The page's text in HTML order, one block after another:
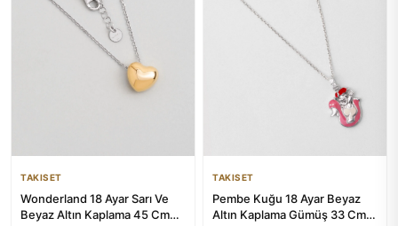
TAKISET
Wonderland 18 Ayar Sarı Ve
Beyaz Altın Kaplama 45 Cm
TAKISET
Pembe Kuğu 18 Ayar Beyaz
Altın Kaplama Gümüş 33 Cm